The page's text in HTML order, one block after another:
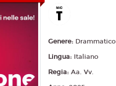
Genere: Drammatico
Lingua: Italiano
Regia:Aa. Vv.